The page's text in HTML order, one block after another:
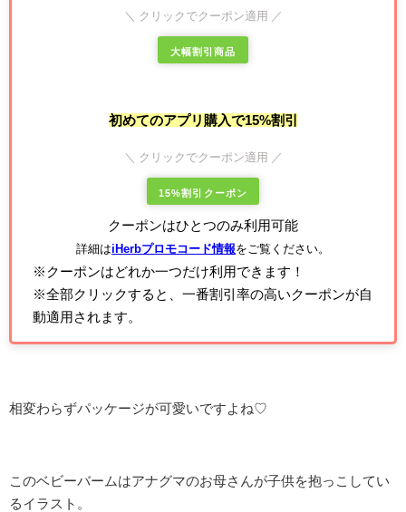
＼ クリックでクーポン適用 ／
大幅割引商品
初めてのアプリ購入で15%割引
＼ クリックでクーポン適用 ／
15%割引クーポン
クーポンはひとつのみ利用可能
詳細はiHerbプロモコード情報をご覧ください。
※クーポンはどれか一つだけ利用できます！
※全部クリックすると、一番割引率の高いクーポンが自
動適用されます。
相変わらずパッケージが可愛いですよね♡
このベビーバームはアナグマのお母さんが子供を抱っこしてい
るイラスト。